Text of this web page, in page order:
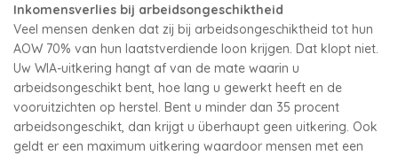
Inkomensverlies bij arbeidsongeschiktheid
Veel mensen denken dat zij bij arbeidsongeschiktheid tot hun
AOW 70% van hun laatstverdiende loon krijgen. Dat klopt niet.
Uw WIA-uitkering hangt af van de mate waarin u
arbeidsongeschikt bent, hoe lang u gewerkt heeft en de
vooruitzichten op herstel. Bent u minder dan 35 procent
arbeidsongeschikt, dan krijgt u überhaupt geen uitkering. Ook
geldt er een maximum uitkering waardoor mensen met een